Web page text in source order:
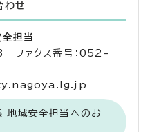
わせ
担当
ァクス番号：052-
地域安全担当へのお